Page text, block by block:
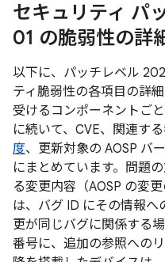
セキュリティ パ
01 の脆弱性の詳
以下に、パッチレベル
ティ脆弱性の各項目の詳
受けるコンポーネントご
に続いて、CVE、関連する
度、更新対象の AOSP バ
にまとめています。問題
る変更内容（AOSP の変
は、バグ ID にその情報へ
更が同じバグに関係する
番号に、追加の参照への